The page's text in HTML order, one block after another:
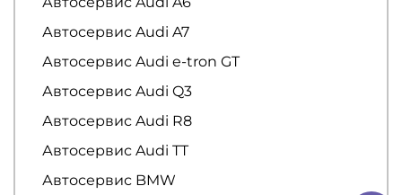
Автосервис Audi A7
Автосервис Audi e-tron GT
Автосервис Audi Q3
Автосервис Audi R8
Автосервис Audi TT
Автосервис BMW